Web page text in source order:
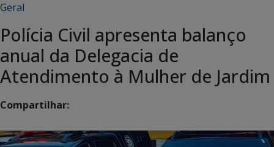
Geral
Polícia Civil apresenta balanço
anual da Delegacia de
Atendimento à Mulher de Jardim
Compartilhar: